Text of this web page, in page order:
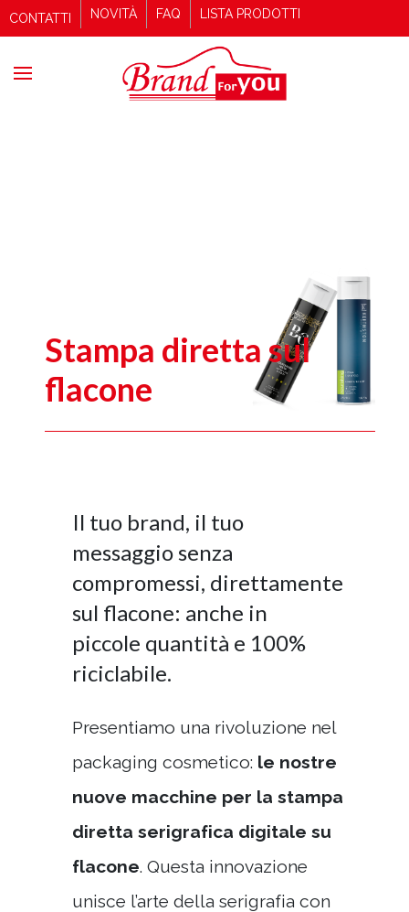
CONTATTI NOVITÀ FAQ LISTA PRODOTTI
Stampa diretta sul
flacone
Il tuo brand, il tuo
messaggio senza
compromessi, direttamente
sul flacone: anche in
piccole quantità e 100%
riciclabile.
Presentiamo una rivoluzione nel
packaging cosmetico: le nostre
nuove macchine per la stampa
diretta serigrafica digitale su
flacone. Questa innovazione
unisce l’arte della serigrafia con